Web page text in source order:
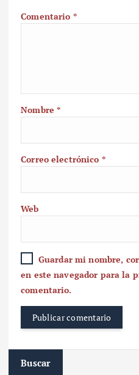
Comentario *
Nombre*
Correo electrónico *
Web
Guardar mi nombre,
en este navegador para la
comentario.
Buscar